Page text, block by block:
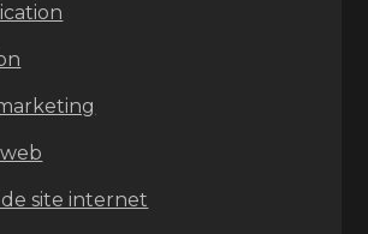
site internet